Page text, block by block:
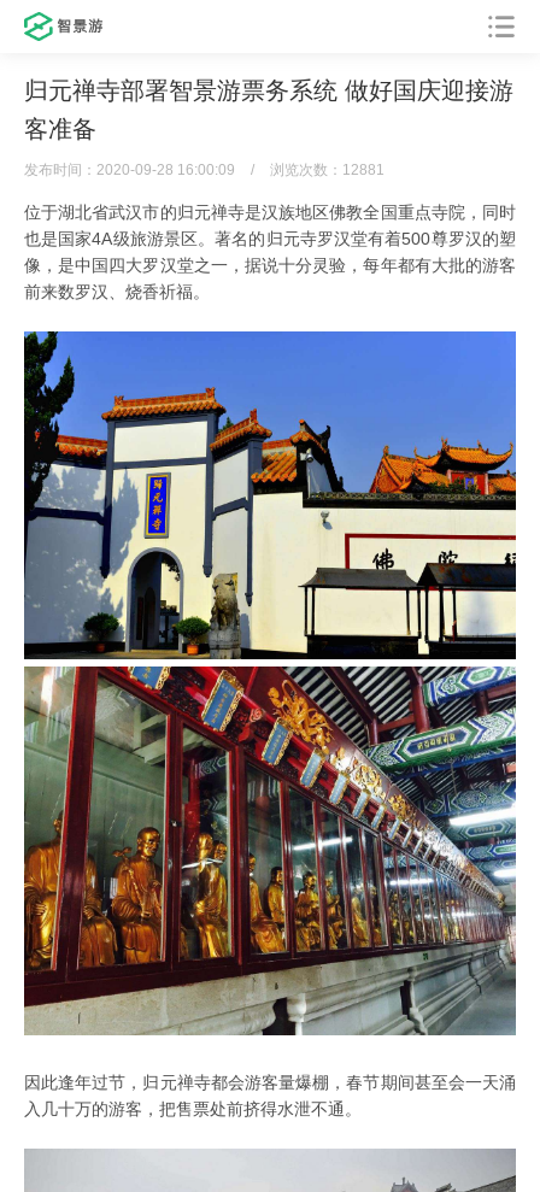
归元禅寺部署智景游票务系统 做好国庆迎接游
客准备
发布时间：2020-09-28 16:00:09 / 浏览次数：12881
位于湖北省武汉市的归元禅寺是汉族地区佛教全国重点寺院，同时
也是国家4A级旅游景区。著名的归元寺罗汉堂有着500尊罗汉的塑
像，是中国四大罗汉堂之一，据说十分灵验，每年都有大批的游客
前来数罗汉、烧香祈福。
因此逢年过节，归元禅寺都会游客量爆棚，春节期间甚至会一天涌
入几十万的游客，把售票处前挤得水泄不通。